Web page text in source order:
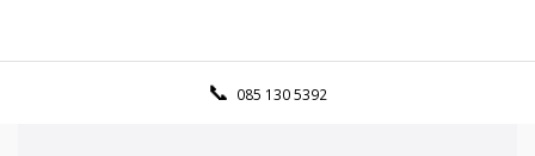
085 130 5392